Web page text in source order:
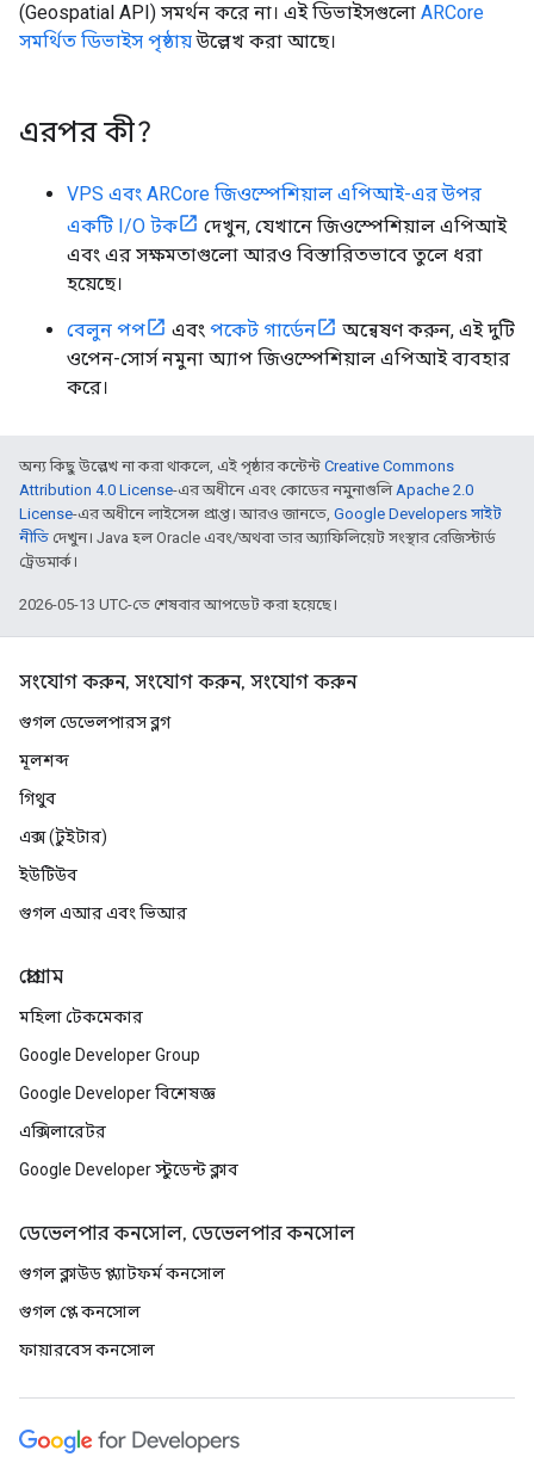
(Geospatial API) সমর্থন করে না। এই ডিভাইসগুলো ARCore
সমর্থিত ডিভাইস পৃষ্ঠায়উল্লেখ করা আছে।
এরপর কী?
VPS এবং ARCore জিওস্পেশিয়াল এপিআই-এর উপর
একটি I/O টক
দেখুন, যেখানে জিওস্পেশিয়াল এপিআই
এবং এর সক্ষমতাগুলো আরও বিস্তারিতভাবে তুলে ধরা
হয়েছে।
বেলুন পপ এবং পকেট গার্ডেন
অন্বেষণ করুন, এই দুটি
ওপেন-সোর্স নমুনা অ্যাপ জিওস্পেশিয়াল এপিআই ব্যবহার
করে।
অন্য কিছু উল্লেখ না করা থাকলে, এই পৃষ্ঠার কন্টেন্ট Creative Commons
Attribution 4.0 License-এর অধীনে এবং কোডের নমুনাগুলিApache 2.0
License-এর অধীনে লাইসেন্স প্রাপ্ত। আরও জানতে, Google Developers সাইট
নীতি দেখুন। Java হল Oracle এবং/অথবা তার অ্যাফিলিয়েট সংস্থার রেজিস্টার্ড
ট্রেডমার্ক।
2026-05-13 UTC-তে শেষবার আপডেট করা হয়েছে।
সংযোগ করুন, সংযোগ করুন, সংযোগ করুন
গুগল ডেভেলপারস ব্লগ
মূলশব্দ
গিথুব
এক্স (টুইটার)
ইউটিউব
গুগল এআর এবং ভিআর
প্রোগ্রাম
মহিলা টেকমেকার
Google Developer Group
Google Developer বিশেষজ্ঞ
এক্সিলারেটর
Google Developer স্টুডেন্ট ক্লাব
ডেভেলপার কনসোল, ডেভেলপার কনসোল
গুগল ক্লাউড প্ল্যাটফর্ম কনসোল
গুগল প্লে কনসোল
ফায়ারবেস কনসোল